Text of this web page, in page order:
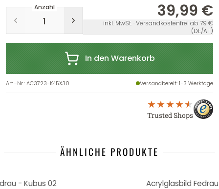
Anzahl 39,99 €
inkl. MwSt. · Versandkostenfrei ab 79 €
(DE/AT)
In den Warenkorb
Art.-Nr.:AC3723-K45X30 Versandbereit: 1-3 Werktage
Trusted Shops
ÄHNLICHE PRODUKTE
- Kubus 02
Acrylglasbild